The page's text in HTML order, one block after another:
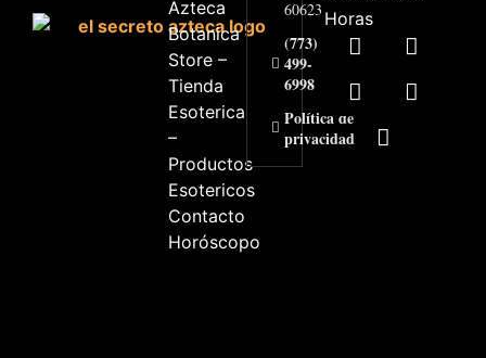
Azteca
Botanica
Store –
Tienda
Esoterica
–
Productos
Esotericos
Contacto
Horóscopo
60623
(773)
499-
6998
Política de
privacidad
Horas